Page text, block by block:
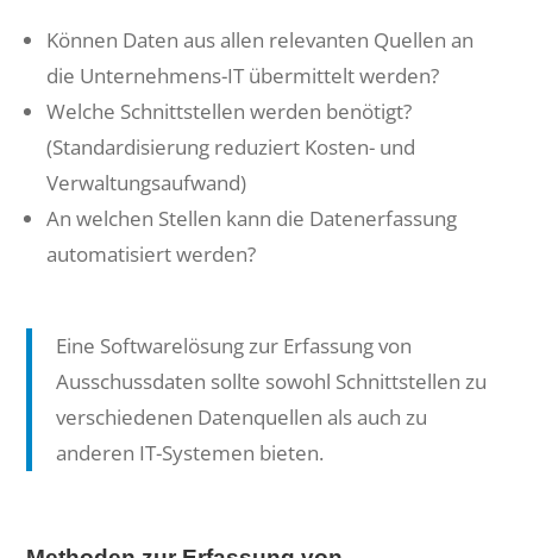
Können Daten aus allen relevanten Quellen an
die Unternehmens-IT übermittelt werden?
Welche Schnittstellen werden benötigt?
(Standardisierung reduziert Kosten- und
Verwaltungsaufwand)
An welchen Stellen kann die Datenerfassung
automatisiert werden?
Eine Softwarelösung zur Erfassung von
Ausschussdaten sollte sowohl Schnittstellen zu
verschiedenen Datenquellen als auch zu
anderen IT-Systemen bieten.